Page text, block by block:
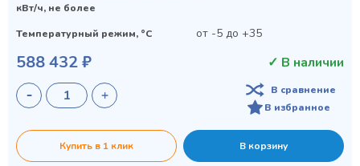
кВт/ч, не более
Температурный режим, °C от -5 до +35
588 432 ₽ ✓ В наличии
В сравнение
В избранное
Купить в 1 клик В корзину